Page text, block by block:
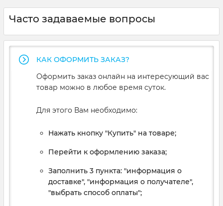
Часто задаваемые вопросы
КАК ОФОРМИТЬ ЗАКАЗ?
Оформить заказ онлайн на интересующий вас
товар можно в любое время суток.
Для этого Вам необходимо:
Нажать кнопку "Купить" на товаре;
Перейти к оформлению заказа;
Заполнить 3 пункта: "информация о
доставке", "информация о получателе",
"выбрать способ оплаты";